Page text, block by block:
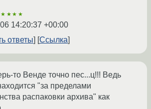
★★★★
14:20:37 +00:00
ответы
Ссылка
то Венде точно пес...ц!!! Ведь
"за пределами
распаковки архива" как